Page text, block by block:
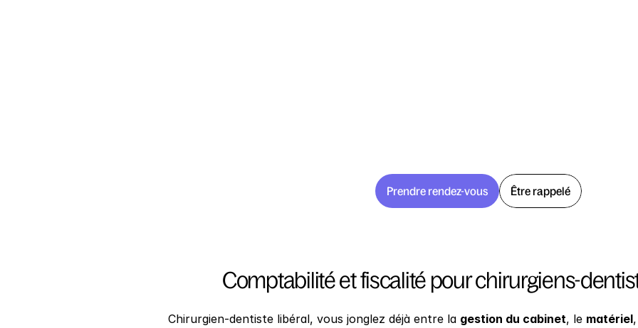
Prendre rendez-vous Être rappelé
Comptabilité et fiscalité pour chirurgiens-
Chirurgien-dentiste libéral, vous jonglez déjà entre la gestion du cabinet, le matériel